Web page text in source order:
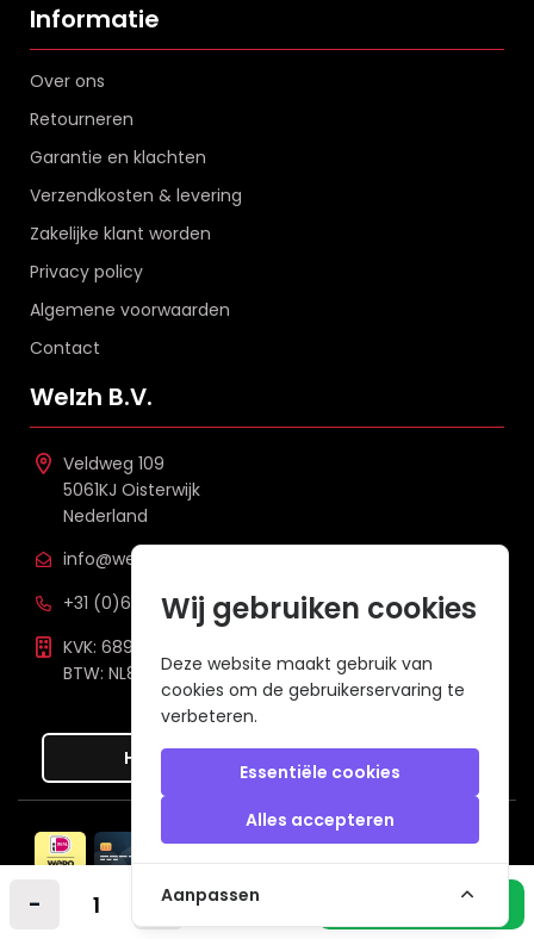
- + In winkelmandje
Informatie
Over ons
Retourneren
Garantie en klachten
Verzendkosten & levering
Zakelijke klant worden
Privacy policy
Algemene voorwaarden
Contact
Welzh B.V.
Veldweg 109
5061KJ Oisterwijk
Nederland
info@welzh.nl
+31 (0)6 26 51 83 20
KVK: 68977387
BTW: NL857672988B01
Hier de overeenkomst ontbinden
© Welzh B.V. 2026 een webshop van
Veilig betalen met
Wij gebruiken cookies
Deze website maakt gebruik van
cookies om de gebruikerservaring te
verbeteren.
Essentiële cookies
Alles accepteren
Aanpassen